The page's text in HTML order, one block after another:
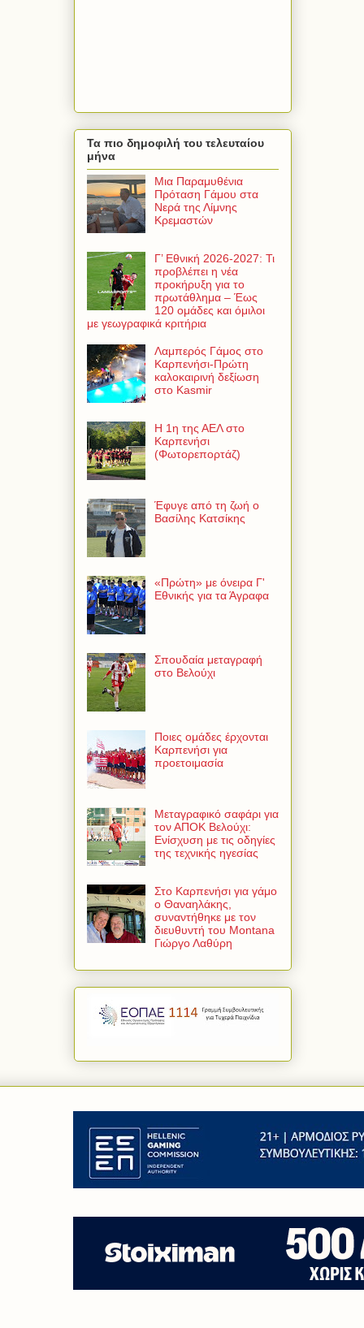
Τα πιο δημοφιλή του τελευταίου
μήνα
Μια Παραμυθένια
Πρόταση Γάμου στα
Νερά της Λίμνης
Κρεμαστών
Γ’ Εθνική 2026-2027: Τι
προβλέπει η νέα
προκήρυξη για το
πρωτάθλημα – Έως
120 ομάδες και όμιλοι
με γεωγραφικά κριτήρια
Λαμπερός Γάμος στο
Καρπενήσι-Πρώτη
καλοκαιρινή δεξίωση
στο Kasmir
Η 1η της ΑΕΛ στο
Καρπενήσι
(Φωτορεπορτάζ)
Έφυγε από τη ζωή ο
Βασίλης Κατσίκης
«Πρώτη» με όνειρα Γ'
Εθνικής για τα Άγραφα
Σπουδαία μεταγραφή
στο Βελούχι
Ποιες ομάδες έρχονται
Καρπενήσι για
προετοιμασία
Μεταγραφικό σαφάρι για
τον ΑΠΟΚ Βελούχι:
Ενίσχυση με τις οδηγίες
της τεχνικής ηγεσίας
Στο Καρπενήσι για γάμο
ο Θαναηλάκης,
συναντήθηκε με τον
διευθυντή του Montana
Γιώργο Λαθύρη